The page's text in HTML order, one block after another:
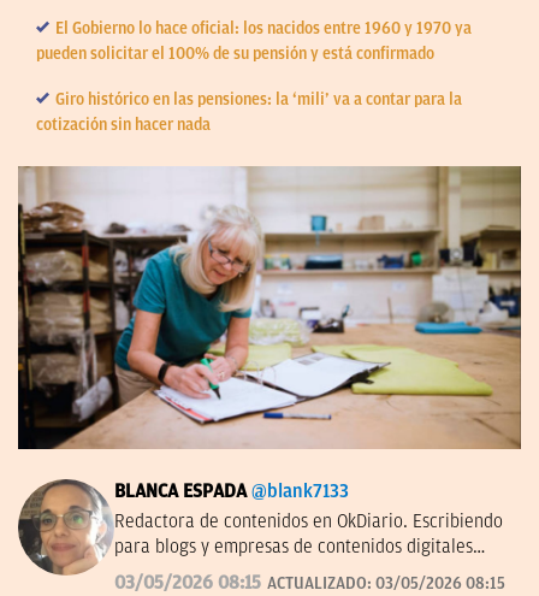
El Gobierno lo hace oficial: los nacidos entre 1960 y 1970 ya
pueden solicitar el 100% de su pensión y está confirmado
Giro histórico en las pensiones: la ‘mili’ va a contar para la
cotización sin hacer nada
BLANCA ESPADA @blank7133
Redactora de contenidos en OkDiario. Escribiendo
para blogs y empresas de contenidos digitales
desde 2007.
03/05/2026 08:15 ACTUALIZADO: 03/05/2026 08:15